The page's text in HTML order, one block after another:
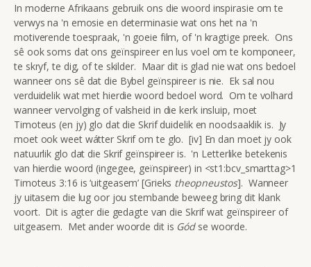
In moderne Afrikaans gebruik ons die woord inspirasie om te
verwys na 'n emosie en determinasie wat ons het na 'n
motiverende toespraak, 'n goeie film, of 'n kragtige preek. Ons
sê ook soms dat ons geïnspireer en lus voel om te komponeer,
te skryf, te dig, of te skilder. Maar dit is glad nie wat ons bedoel
wanneer ons sê dat die Bybel geïnspireer is nie. Ek sal nou
verduidelik wat met hierdie woord bedoel word. Om te volhard
wanneer vervolging of valsheid in die kerk insluip, moet
Timoteus (en jy) glo dat die Skrif duidelik en noodsaaklik is. Jy
moet ook weet wátter Skrif om te glo. [iv] En dan moet jy ook
natuurlik glo dat die Skrif geïnspireer is. 'n Letterlike betekenis
van hierdie woord (ingegee, geïnspireer) in <st1:bcv_smarttag>1
Timoteus 3:16 is ‘uitgeasem’ [Grieks theopneustos]. Wanneer
jy uitasem die lug oor jou stembande beweeg bring dit klank
voort. Dit is agter die gedagte van die Skrif wat geïnspireer of
uitgeasem. Met ander woorde dit is Gódse woorde.